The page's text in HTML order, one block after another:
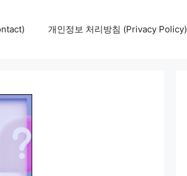
개인정보 처리방침 (Privacy Policy)